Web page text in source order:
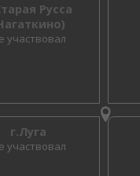
Русса
участвовал
г.Луга
участвовал